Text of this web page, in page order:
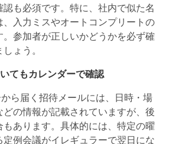
認も必須です。特に、社内で似た名
入力ミスやオートコンプリートの
参加者が正しいかどうかを必ず確
ょう。
てもカレンダーで確認
ら届く招待メールには、日時・場
どの情報が記載されていますが、後
あります。具体的には、特定の曜
定例会議がイレギュラーで翌日にな